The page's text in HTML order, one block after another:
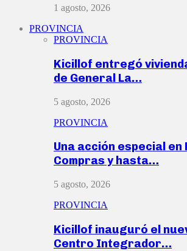
1 agosto, 2026
PROVINCIA
PROVINCIA
Kicillof entregó
de General La…
5 agosto, 2026
PROVINCIA
Una acción especial en
Compras y hasta…
5 agosto, 2026
PROVINCIA
Kicillof inauguró el
Centro Integrador…